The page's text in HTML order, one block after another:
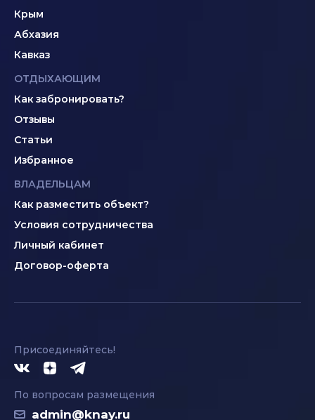
Крым
Абхазия
Кавказ
ОТДЫХАЮЩИМ
Как забронировать?
Отзывы
Статьи
Избранное
ВЛАДЕЛЬЦАМ
Как разместить объект?
Условия сотрудничества
Личный кабинет
Договор-оферта
Присоединяйтесь!
По вопросам размещения
admin@knay.ru